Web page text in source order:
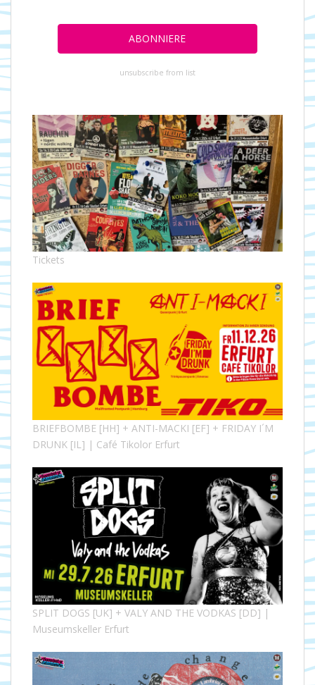
unsubscribe from list
Tickets
BRIEFBOMBE [HH] + ANTI-MACKI [EF] + FRIDAY I´M
DRUNK [IL] | Café Tikolor Erfurt
SPLIT DOGS [UK] + VALY AND THE VODKAS [DD] |
Museumskeller Erfurt